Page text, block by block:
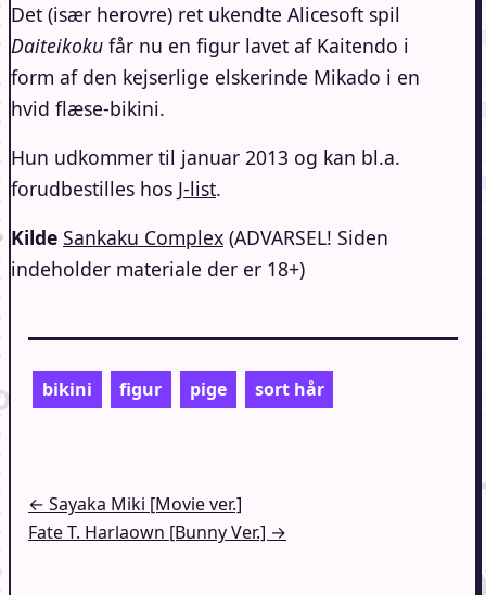
Det (især herovre) ret ukendte Alicesoft spil
Daiteikoku får nu en figur lavet af Kaitendo i
form af den kejserlige elskerinde Mikado i en
hvid flæse-bikini.
Hun udkommer til januar 2013 og kan bl.a.
forudbestilles hos J-list.
Kilde Sankaku Complex (ADVARSEL! Siden
indeholder materiale der er 18+)
bikini figur pige sort hår
Indlægsnavigation
← Sayaka Miki [Movie ver.]
Fate T. Harlaown [Bunny Ver.] →